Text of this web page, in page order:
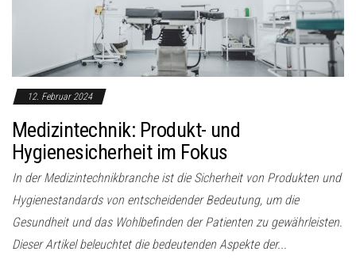
12. Februar 2024
Medizintechnik: Produkt- und
Hygienesicherheit im Fokus
In der Medizintechnikbranche ist die Sicherheit von Produkten und
Hygienestandards von entscheidender Bedeutung, um die
Gesundheit und das Wohlbefinden der Patienten zu gewährleisten.
Dieser Artikel beleuchtet die bedeutenden Aspekte der...